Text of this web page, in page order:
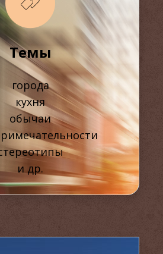
Темы
города
кухня
обычаи
и др.